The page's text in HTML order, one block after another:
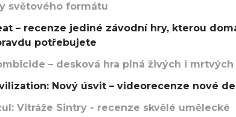
světového formátu
– recenze jediné závodní hry, kterou
potřebujete
– desková hra plná živých i mrtvých
Nový úsvit – videorecenze nové
Vitráže Sintry - recenze skvělé umělecké